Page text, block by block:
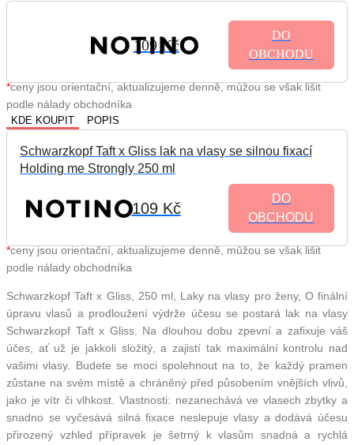
109 Kč
DO
OBCHODU
*ceny jsou orientační, aktualizujeme denně, můžou se však lišit
podle nálady obchodníka
KDE KOUPIT POPIS
Schwarzkopf Taft x Gliss lak na vlasy se silnou fixací
Holding me Strongly 250 ml
109 Kč
DO
OBCHODU
*ceny jsou orientační, aktualizujeme denně, můžou se však lišit
podle nálady obchodníka
Schwarzkopf Taft x Gliss, 250 ml, Laky na vlasy pro ženy, O finální
úpravu vlasů a prodloužení výdrže účesu se postará lak na vlasy
Schwarzkopf Taft x Gliss. Na dlouhou dobu zpevní a zafixuje váš
účes, ať už je jakkoli složitý, a zajistí tak maximální kontrolu nad
vašimi vlasy. Budete se moci spolehnout na to, že každý pramen
zůstane na svém místě a chráněný před působením vnějších vlivů,
jako je vítr či vlhkost. Vlastnosti: nezanechává ve vlasech zbytky a
snadno se vyčesává silná fixace neslepuje vlasy a dodává účesu
přirozený vzhled přípravek je šetrný k vlasům snadná a rychlá